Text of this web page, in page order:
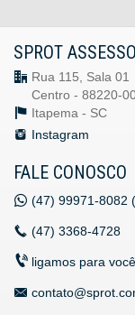
SPROT
Rua 115, Sala 01
Centro - 88220-
Itapema - SC
Instagram
FALE CONOSCO
(47) 99971-8082
(47) 3368-4728
ligamos para você